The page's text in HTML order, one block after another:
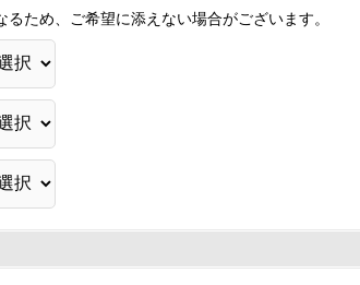
ため、ご希望に添えない場合がございます。